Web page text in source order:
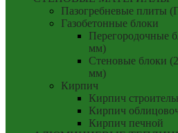
Пазогребневые плиты
Газобетонные блоки
Перегородочные
мм)
Стеновые блоки
мм)
Кирпич
Кирпич
Кирпич
Кирпич печной